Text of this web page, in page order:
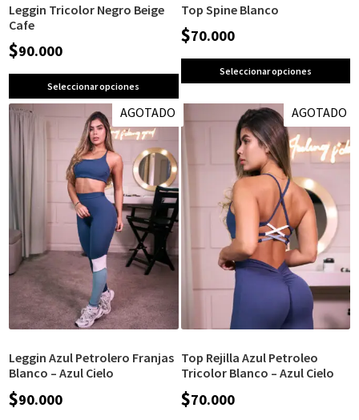
Leggin Tricolor Negro Beige
Cafe
$90.000
Seleccionar opciones
Top Spine Blanco
$70.000
Seleccionar opciones
AGOTADO
Leggin Azul Petrolero Franjas
Blanco – Azul Cielo
$90.000
AGOTADO
Top Rejilla Azul Petroleo
Tricolor Blanco – Azul Cielo
$70.000